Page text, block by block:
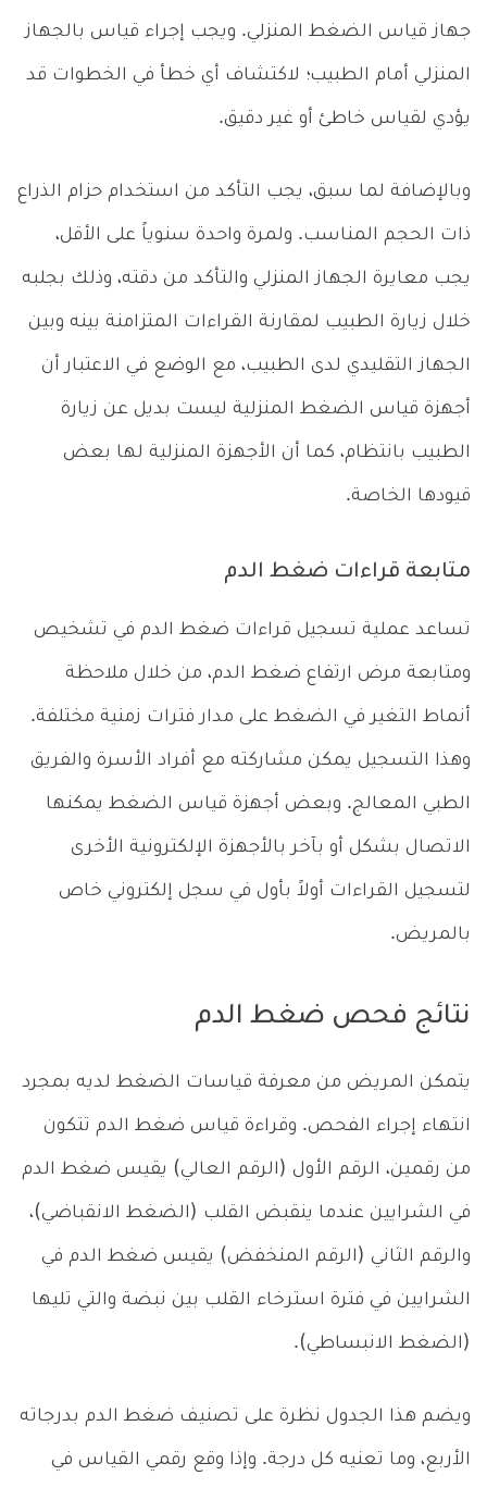
جهاز قياس الضغط المنزلي. ويجب إجراء قياس بالجهاز
المنزلي أمام الطبيب؛ لاكتشاف أي خطأ في الخطوات قد
يؤدي لقياس خاطئ أو غير دقيق.
وبالإضافة لما سبق، يجب التأكد من استخدام حزام الذراع
ذات الحجم المناسب. ولمرة واحدة سنوياً على الأقل،
يجب معايرة الجهاز المنزلي والتأكد من دقته، وذلك بجلبه
خلال زيارة الطبيب لمقارنة القراءات المتزامنة بينه وبين
الجهاز التقليدي لدى الطبيب، مع الوضع في الاعتبار أن
أجهزة قياس الضغط المنزلية ليست بديل عن زيارة
الطبيب بانتظام، كما أن الأجهزة المنزلية لها بعض
قيودها الخاصة.
متابعة قراءات ضغط الدم
تساعد عملية تسجيل قراءات ضغط الدم في تشخيص
ومتابعة مرض ارتفاع ضغط الدم، من خلال ملاحظة
أنماط التغير في الضغط على مدار فترات زمنية مختلفة.
وهذا التسجيل يمكن مشاركته مع أفراد الأسرة والفريق
الطبي المعالج. وبعض أجهزة قياس الضغط يمكنها
الاتصال بشكل أو بآخر بالأجهزة الإلكترونية الأخرى
لتسجيل القراءات أولاً بأول في سجل إلكتروني خاص
بالمريض.
نتائج فحص ضغط الدم
يتمكن المريض من معرفة قياسات الضغط لديه بمجرد
انتهاء إجراء الفحص. وقراءة قياس ضغط الدم تتكون
من رقمين، الرقم الأول (الرقم العالي) يقيس ضغط الدم
في الشرايين عندما ينقبض القلب (الضغط الانقباضي)،
والرقم الثاني (الرقم المنخفض) يقيس ضغط الدم في
الشرايين في فترة استرخاء القلب بين نبضة والتي تليها
(الضغط الانبساطي).
ويضم هذا الجدول نظرة على تصنيف ضغط الدم بدرجاته
الأربع، وما تعنيه كل درجة. وإذا وقع رقمي القياس في